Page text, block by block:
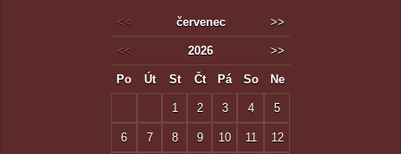
<< červenec >>
<< 2026 >>
Po Út St Čt Pá So Ne
1 2 3 4 5
6 7 8 9 10 11 12